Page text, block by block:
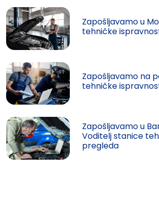
Zapošljavamo u
tehničke
Zapošljavamo na
tehničke
Zapošljavamo u
Voditelj stanice
pregleda